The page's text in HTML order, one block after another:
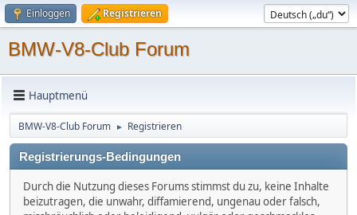
Einloggen Registrieren
BMW-V8-Club Forum
Hauptmenü
BMW-V8-Club Forum ► Registrieren
Registrierungs-Bedingungen
Durch die Nutzung dieses Forums stimmst du zu, keine Inhalte
beizutragen, die unwahr, diffamierend, ungenau oder falsch,